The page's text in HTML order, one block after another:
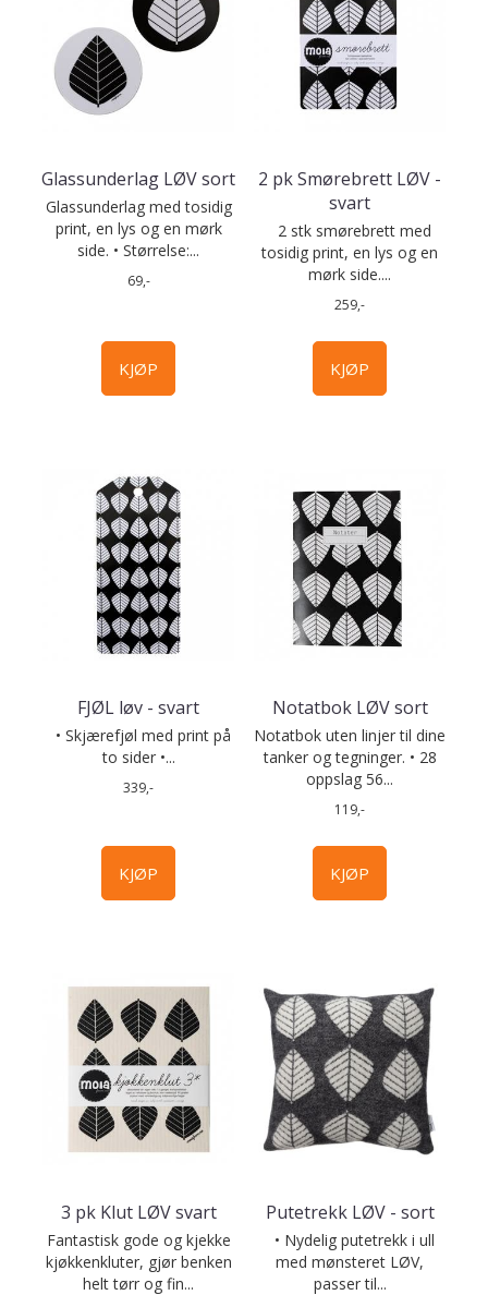
Glassunderlag LØV sort
Glassunderlag med tosidig
print, en lys og en mørk
side. • Størrelse:...
69,-
KJØP
2 pk Smørebrett LØV -
svart
2 stk smørebrett med
tosidig print, en lys og en
mørk side....
259,-
KJØP
FJØL løv - svart
• Skjærefjøl med print på
to sider •...
339,-
KJØP
Notatbok LØV sort
Notatbok uten linjer til dine
tanker og tegninger. • 28
oppslag 56...
119,-
KJØP
3 pk Klut LØV svart
Fantastisk gode og kjekke
kjøkkenkluter, gjør benken
helt tørr og fin...
Putetrekk LØV - sort
• Nydelig putetrekk i ull
med mønsteret LØV,
passer til...